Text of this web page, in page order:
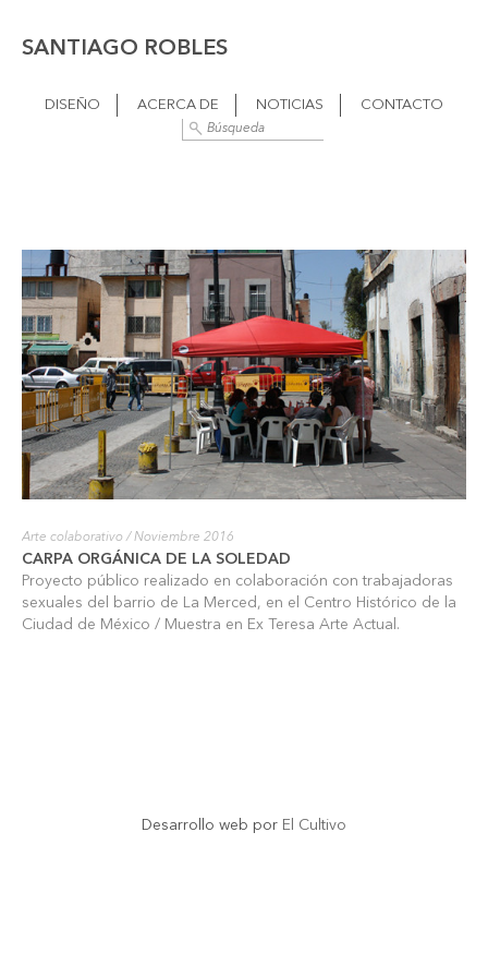
SANTIAGO ROBLES
DISEÑO ACERCA DE NOTICIAS CONTACTO
Arte colaborativo / Noviembre 2016
CARPA ORGÁNICA DE LA SOLEDAD
Proyecto público realizado en colaboración con trabajadoras
sexuales del barrio de La Merced, en el Centro Histórico de la
Ciudad de México / Muestra en Ex Teresa Arte Actual.
Desarrollo web por El Cultivo